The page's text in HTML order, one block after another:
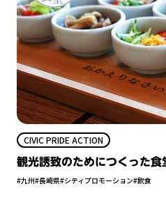
CIVIC PRIDE ACTION
観光誘致のためにつくった食
てかけがえのない場所に変わ
#九州#長崎県#シティプロモーション#飲食